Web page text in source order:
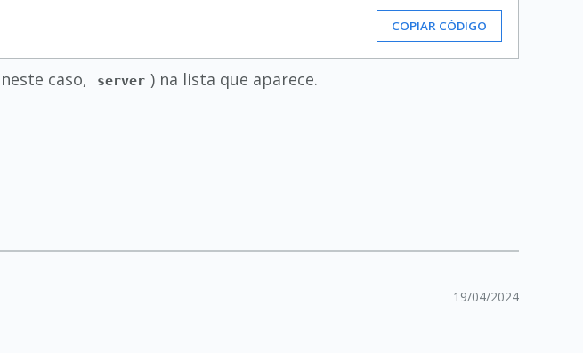
COPIAR CÓDIGO
caso, server ) na lista que aparece.
19/04/2024